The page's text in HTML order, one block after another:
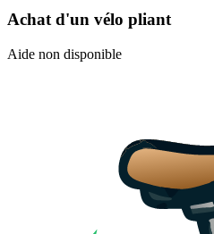
Achat d'un vélo pliant
Aide non disponible